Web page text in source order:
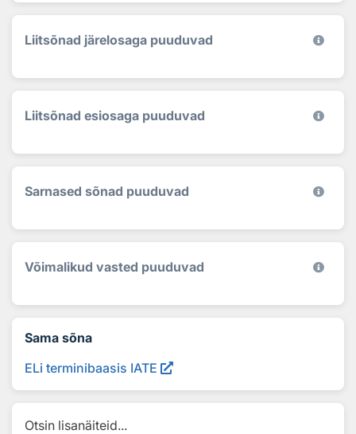
Liitsõnad järelosaga puuduvad
Liitsõnad esiosaga puuduvad
Sarnased sõnad puuduvad
Võimalikud vasted puuduvad
Sama sõna
ELi terminibaasis IATE
Otsin lisanäiteid...